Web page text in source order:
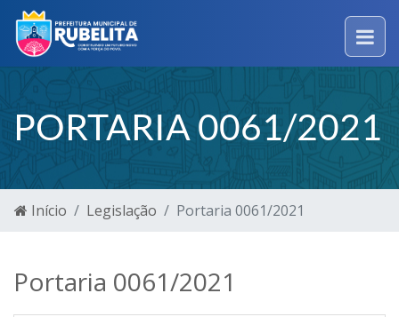
PORTARIA 0061/2021
Início Legislação Portaria 0061/2021
Portaria 0061/2021